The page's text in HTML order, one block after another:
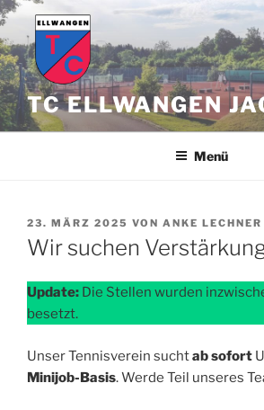
Zum
Inhalt
springen
TC ELLWANGEN
Menü
VERÖFFENTLICHT
AM
23. MÄRZ 2025 VON ANKE LECHNER
Wir suchen
Update: Die Stellen wurden
besetzt.
Unser Tennisverein suchtab sofort
Minijob-Basis. Werde Teil unseres